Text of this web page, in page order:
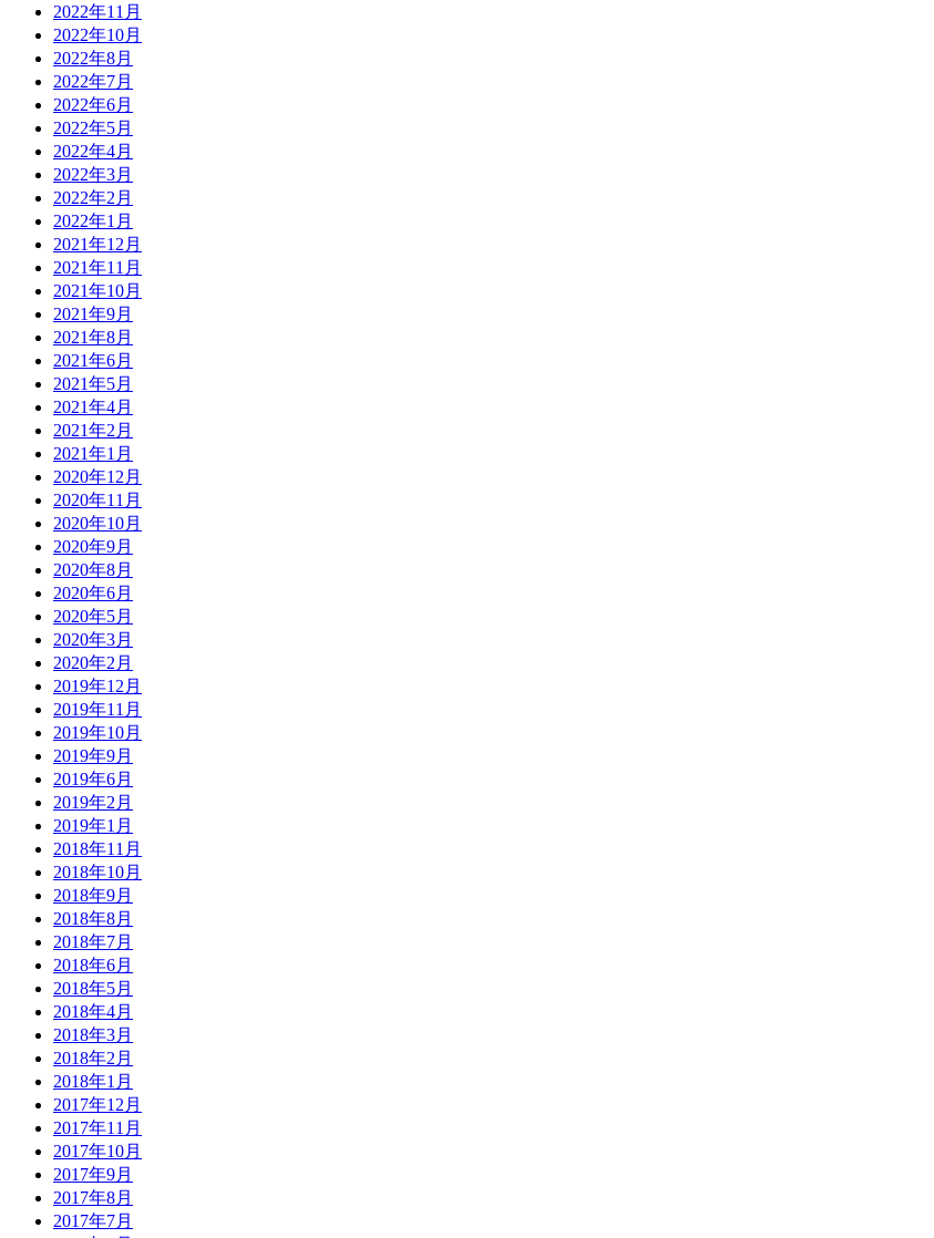
2022年11月
2022年10月
2022年8月
2022年7月
2022年6月
2022年5月
2022年4月
2022年3月
2022年2月
2022年1月
2021年12月
2021年11月
2021年10月
2021年9月
2021年8月
2021年6月
2021年5月
2021年4月
2021年2月
2021年1月
2020年12月
2020年11月
2020年10月
2020年9月
2020年8月
2020年6月
2020年5月
2020年3月
2020年2月
2019年12月
2019年11月
2019年10月
2019年9月
2019年6月
2019年2月
2019年1月
2018年11月
2018年10月
2018年9月
2018年8月
2018年7月
2018年6月
2018年5月
2018年4月
2018年3月
2018年2月
2018年1月
2017年12月
2017年11月
2017年10月
2017年9月
2017年8月
2017年7月